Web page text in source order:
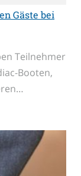
Gäste bei
Teilnehmer
Booten,